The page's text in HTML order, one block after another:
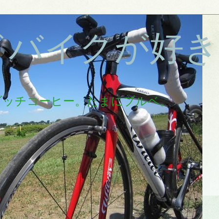
イクが好
チコーヒー。たまにブルベ。